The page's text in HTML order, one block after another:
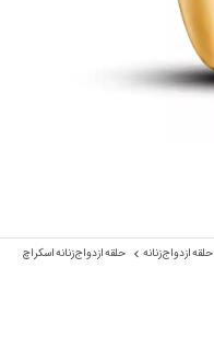
حلقه ازدواج زنانه حلقه ازدواج زنانه اسکراچ